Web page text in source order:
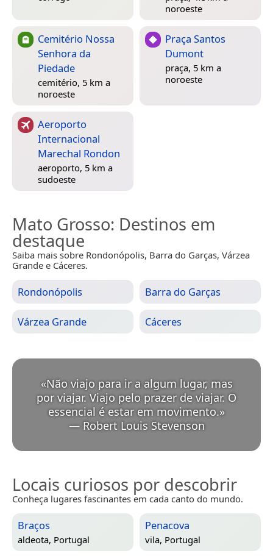
noroeste
Cemitério Nossa
Senhora da
Piedade
cemitério, 5 km a
noroeste
Praça Santos
Dumont
praça, 5 km a
noroeste
Aeroporto
Internacional
Marechal Rondon
aeroporto, 5 km a
sudoeste
Mato Grosso: Destinos em
destaque
Saiba mais sobre Rondonópolis, Barra do Garças, Várzea
Grande e Cáceres.
Rondonópolis Barra do Garças
Várzea Grande Cáceres
«Não viajo para ir a algum lugar, mas
por viajar. Viajo pelo prazer de viajar. O
essencial é estar em movimento.
— Robert Louis Stevenson
Locais curiosos por descobrir
Conheça lugares fascinantes em cada canto do mundo.
Braços
aldeota, Portugal
Penacova
vila, Portugal